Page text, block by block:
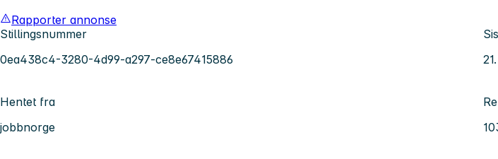
Rapporter annonse
Stillingsnummer
0ea438c4-3280-4d99-a297-ce8e67415886
Hentet fra
jobbnorge